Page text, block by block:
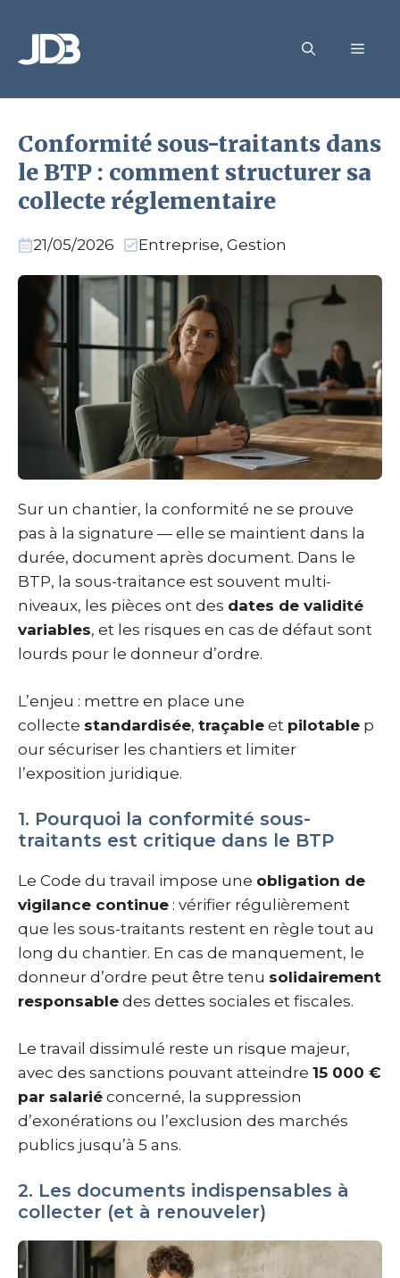
contenu
Conformité sous-traitants dans
le BTP : comment structurer sa
collecte réglementaire
21/05/2026 Entreprise, Gestion
Sur un chantier, la conformité ne se prouve
pas à la signature — elle se maintient dans la
durée, document après document. Dans le
BTP, la sous-traitance est souvent multi-
niveaux, les pièces ont des dates de validité
variables, et les risques en cas de défaut sont
lourds pour le donneur d’ordre.
L’enjeu : mettre en place une
collecte standardisée, traçable et pilotable p
our sécuriser les chantiers et limiter
l’exposition juridique.
1. Pourquoi la conformité sous-
traitants est critique dans le BTP
Le Code du travail impose une obligation de
vigilance continue : vérifier régulièrement
que les sous-traitants restent en règle tout au
long du chantier. En cas de manquement, le
donneur d’ordre peut être tenu solidairement
responsable des dettes sociales et fiscales.
Le travail dissimulé reste un risque majeur,
avec des sanctions pouvant atteindre 15 000 €
par salarié concerné, la suppression
d’exonérations ou l’exclusion des marchés
publics jusqu’à 5 ans.
2. Les documents indispensables à
collecter (et à renouveler)